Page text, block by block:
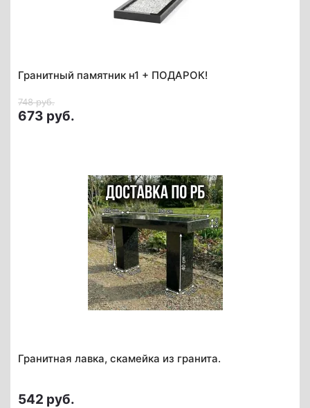
Гранитный памятник н1 + ПОДАРОК!
748 руб.
673 руб.
Гранитная лавка, скамейка из гранита.
542 руб.